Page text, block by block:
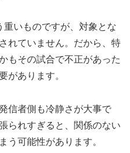
いものですが、対象とな
れていません。だから、特
もその試合で不正があった
があります。
信者側も冷静さが大事で
られすぎると、関係のない
う可能性があります。